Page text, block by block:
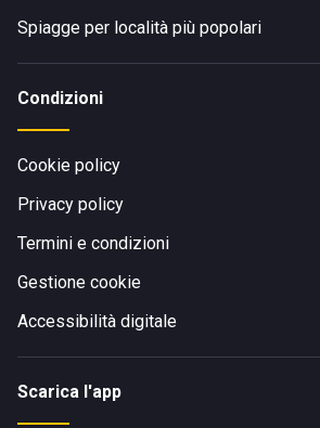
Spiagge per località più popolari
Condizioni
Cookie policy
Privacy policy
Termini e condizioni
Gestione cookie
Accessibilità digitale
Scarica l'app